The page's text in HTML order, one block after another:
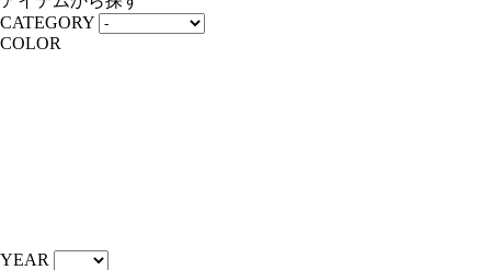
CATEGORY
COLOR
YEAR